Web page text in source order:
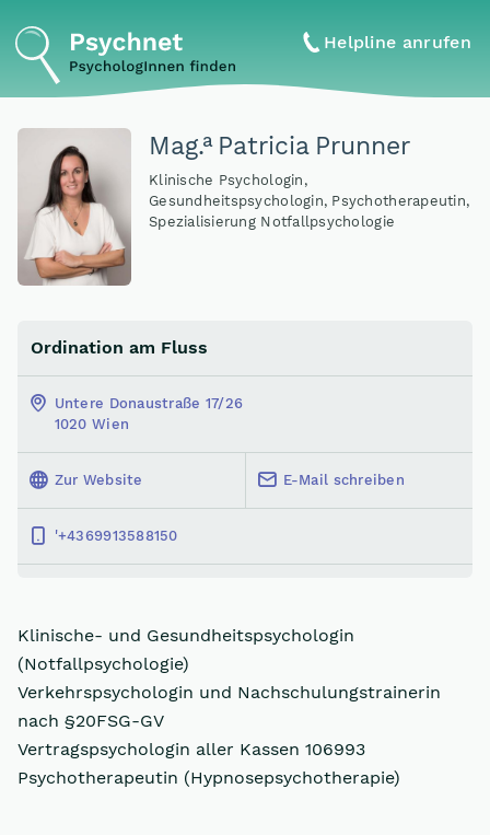
Helpline anrufen
Mag.aPatricia Prunner
Klinische Psychologin,
Gesundheitspsychologin, Psychotherapeutin,
Spezialisierung Notfallpsychologie
Ordination am Fluss
Untere Donaustraße 17/26
1020 Wien
Zur Website E-Mail schreiben
'+4369913588150
Klinische- und Gesundheitspsychologin
(Notfallpsychologie)
Verkehrspsychologin und Nachschulungstrainerin
nach §20FSG-GV
Vertragspsychologin aller Kassen 106993
Psychotherapeutin (Hypnosepsychotherapie)